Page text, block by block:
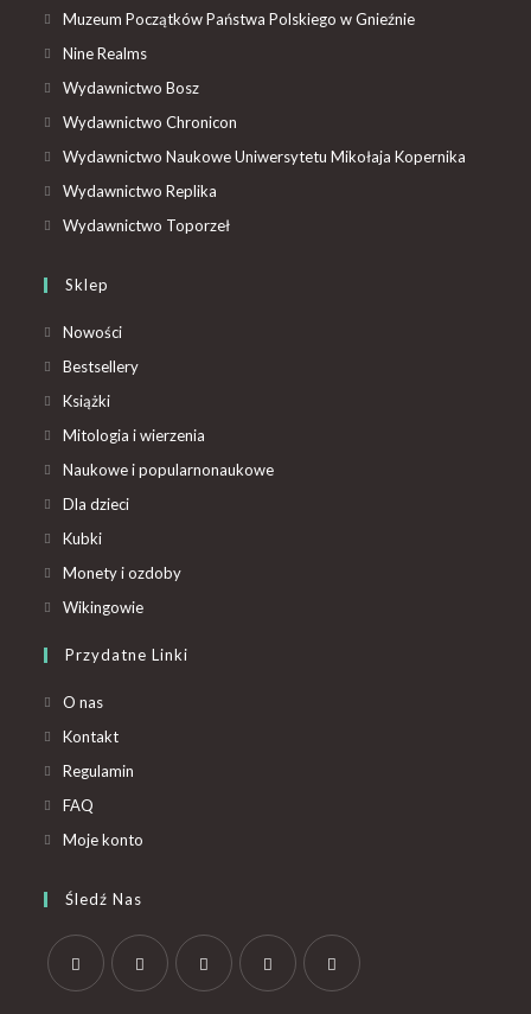
Muzeum Początków Państwa Polskiego w Gnieźnie
Nine Realms
Wydawnictwo Bosz
Wydawnictwo Chronicon
Wydawnictwo Naukowe Uniwersytetu Mikołaja Kopernika
Wydawnictwo Replika
Wydawnictwo Toporzeł
Sklep
Nowości
Bestsellery
Książki
Mitologia i wierzenia
Naukowe i popularnonaukowe
Dla dzieci
Kubki
Monety i ozdoby
Wikingowie
Przydatne Linki
O nas
Kontakt
Regulamin
FAQ
Moje konto
Śledź Nas